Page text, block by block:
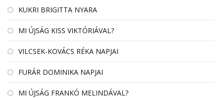
KUKRI BRIGITTA NYARA
MI ÚJSÁG KISS VIKTÓRIÁVAL?
VILCSEK-KOVÁCS RÉKA NAPJAI
FURÁR DOMINIKA NAPJAI
MI ÚJSÁG FRANKÓ MELINDÁVAL?